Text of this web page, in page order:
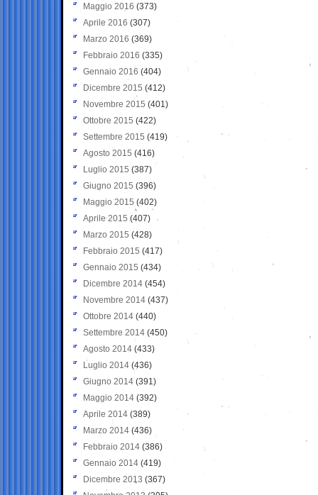
Maggio 2016 (373)
Aprile 2016 (307)
Marzo 2016 (369)
Febbraio 2016 (335)
Gennaio 2016 (404)
Dicembre 2015 (412)
Novembre 2015 (401)
Ottobre 2015 (422)
Settembre 2015 (419)
Agosto 2015 (416)
Luglio 2015 (387)
Giugno 2015 (396)
Maggio 2015 (402)
Aprile 2015 (407)
Marzo 2015 (428)
Febbraio 2015 (417)
Gennaio 2015 (434)
Dicembre 2014 (454)
Novembre 2014 (437)
Ottobre 2014 (440)
Settembre 2014 (450)
Agosto 2014 (433)
Luglio 2014 (436)
Giugno 2014 (391)
Maggio 2014 (392)
Aprile 2014 (389)
Marzo 2014 (436)
Febbraio 2014 (386)
Gennaio 2014 (419)
Dicembre 2013 (367)